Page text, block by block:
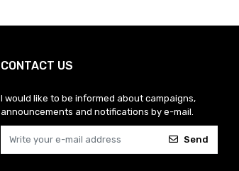
CONTACT US
I would like to be informed about campaigns,
announcements and notifications by e-mail.
Send